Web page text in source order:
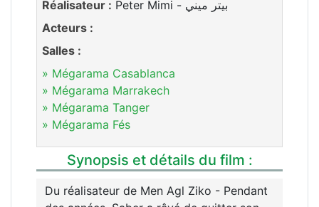
Réalisateur :
Peter Mimi - بيتر ميني
Acteurs :
Salles :
» Mégarama Casablanca
» Mégarama Marrakech
» Mégarama Tanger
» Mégarama Fés
Synopsis et détails du film :
Du réalisateur de Men Agl Ziko - Pendant